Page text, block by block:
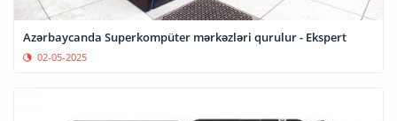
Azərbaycanda Superkompüter mərkəzləri qurulur - Ekspert
02-05-2025